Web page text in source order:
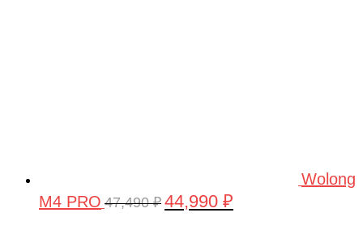
Wolong
M4 PRO 47,490₽ Первоначальная
44,990 ₽